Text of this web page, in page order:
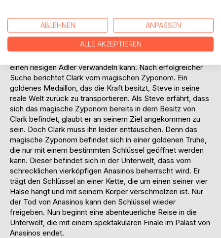
erwacht ist. Da Steve nun hofft, dass dieser Clark ihm
behilflich sein kann, begibt er sich mit Buddy auf die Suche
nach ihm. Auf dieser Reise sehr nützlich beweist sich die
einen riesigen Adler verwandeln kann. Nach erfolgreicher
Suche berichtet Clark vom magischen Zyponom. Ein
goldenes Medaillon, das die Kraft besitzt, Steve in seine
reale Welt zurück zu transportieren. Als Steve erfährt, dass
sich das magische Zyponom bereits in dem Besitz von
Clark befindet, glaubt er an seinem Ziel angekommen zu
sein. Doch Clark muss ihn leider enttäuschen. Denn das
magische Zyponom befindet sich in einer goldenen Truhe,
die nur mit einem bestimmten Schlüssel geöffnet werden
kann. Dieser befindet sich in der Unterwelt, dass vom
schrecklichen vierköpfigen Anasinos beherrscht wird. Er
trägt den Schlüssel an einer Kette, die um einen seiner vier
Hälse hängt und mit seinem Körper verschmolzen ist. Nur
der Tod von Anasinos kann den Schlüssel wieder
freigeben. Nun beginnt eine abenteuerliche Reise in die
Unterwelt, die mit einem spektakulären Finale im Palast von
Anasinos endet.
ABLEHNEN ANPASSEN
ALLE AKZEPTIEREN